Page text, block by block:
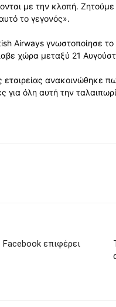
με την κλοπή.
το γεγονός».
Airways γνωστοποίησε το
χώρα μεταξύ 21
ανακοινώθηκε
για όλη αυτή την
επιφέρει